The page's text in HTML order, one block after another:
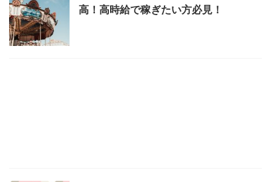
高！高時給で稼ぎたい方必見！